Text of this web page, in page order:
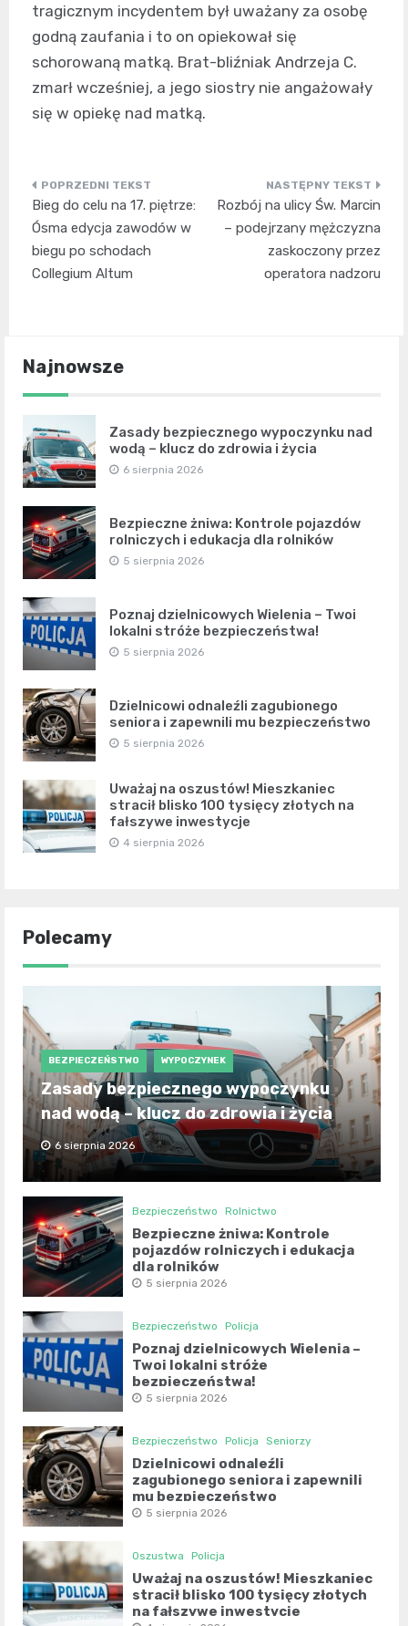
tragicznym incydentem był uważany za osobę
godną zaufania i to on opiekował się
schorowaną matką. Brat-bliźniak Andrzeja C.
zmarł wcześniej, a jego siostry nie angażowały
się w opiekę nad matką.
Nawigacja
wpisu
Bieg do celu na 17. piętrze:
Ósma edycja zawodów w
biegu po schodach
Collegium Altum
Rozbój na ulicy Św. Marcin
– podejrzany mężczyzna
zaskoczony przez
operatora nadzoru
Najnowsze
Zasady bezpiecznego wypoczynku nad
wodą – klucz do zdrowia i życia
6 sierpnia 2026
Bezpieczne żniwa: Kontrole pojazdów
rolniczych i edukacja dla rolników
5 sierpnia 2026
Poznaj dzielnicowych Wielenia – Twoi
lokalni stróże bezpieczeństwa!
5 sierpnia 2026
Dzielnicowi odnaleźli zagubionego
seniora i zapewnili mu bezpieczeństwo
5 sierpnia 2026
Uważaj na oszustów! Mieszkaniec
stracił blisko 100 tysięcy złotych na
fałszywe inwestycje
4 sierpnia 2026
Polecamy
BEZPIECZEŃSTWO WYPOCZYNEK
Zasady bezpiecznego wypoczynku
nad wodą – klucz do zdrowia i życia
6 sierpnia 2026
Bezpieczeństwo Rolnictwo
Bezpieczne żniwa: Kontrole
pojazdów rolniczych i edukacja
dla rolników
5 sierpnia 2026
Bezpieczeństwo Policja
Poznaj dzielnicowych Wielenia –
Twoi lokalni stróże
bezpieczeństwa!
5 sierpnia 2026
Bezpieczeństwo Policja Seniorzy
Dzielnicowi odnaleźli
zagubionego seniora i zapewnili
mu bezpieczeństwo
5 sierpnia 2026
Oszustwa Policja
Uważaj na oszustów! Mieszkaniec
stracił blisko 100 tysięcy złotych
na fałszywe inwestycje